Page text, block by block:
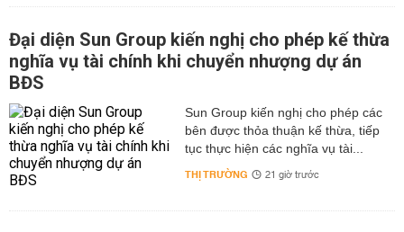
Đại diện Sun Group kiến nghị cho phép kế thừa
nghĩa vụ tài chính khi chuyển nhượng dự án
BĐS
Sun Group kiến nghị cho phép các
bên được thỏa thuận kế thừa, tiếp
tục thực hiện các nghĩa vụ tài...
THỊ TRƯỜNG 21 giờ trước